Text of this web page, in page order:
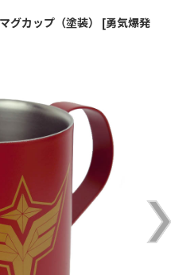
グカップ（塗装） [勇気爆発